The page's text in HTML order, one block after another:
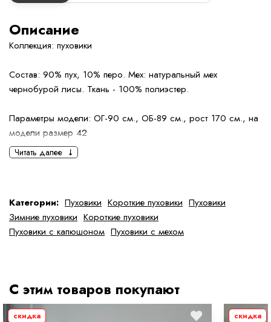
Описание
Коллекция: пуховики
Состав: 90% пух, 10% перо. Мех: натуральный мех
чернобурой лисы. Ткань - 100% полиэстер.
Параметры модели: ОГ-90 см., ОБ-89 см., рост 170 см., на
модели размер 42
Читать далее
Категории: Пуховики Короткие пуховики Пуховики
Зимние пуховики Короткие пуховики
Пуховики с капюшоном Пуховики с мехом
С этим товаров покупают
скидка
скидка